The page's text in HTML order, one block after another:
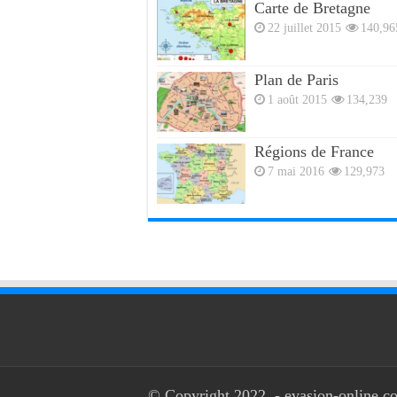
Carte de Bretagne
22 juillet 2015
Plan de Paris
1 août 2015 134,239
Régions de France
7 mai 2016 129,973